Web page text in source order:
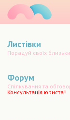
Листівки
Порадуй своїх
Форум
Спілкування та
Консультація юриста!